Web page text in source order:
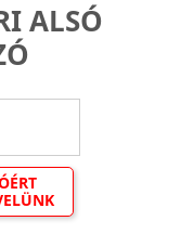
ALSÓ